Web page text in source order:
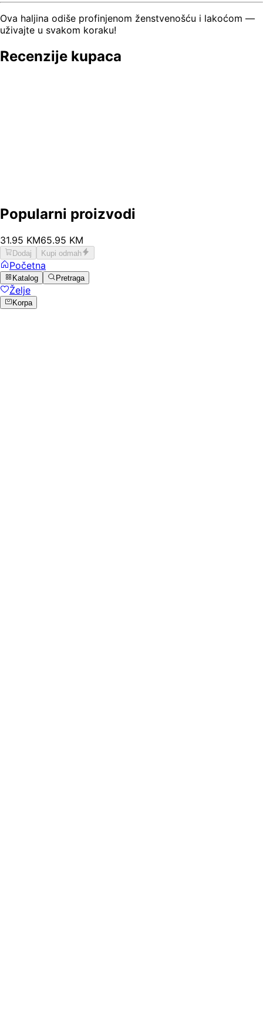
Ova haljina odiše profinjenom ženstvenošću i lakoćom —
uživajte u svakom koraku!
Recenzije kupaca
Popularni proizvodi
31.95 KM65.95 KM
Dodaj Kupi odmah
Početna
Katalog Pretraga
Želje
Korpa